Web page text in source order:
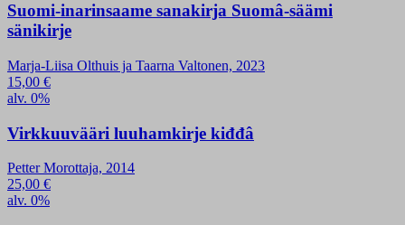
Suomi-inarinsaame sanakirja Suomâ-säämi
sänikirje
Marja-Liisa Olthuis ja Taarna Valtonen, 2023
15,00 €
alv. 0%
Virkkuuvääri luuhamkirje kiđđâ
Petter Morottaja, 2014
25,00 €
alv. 0%